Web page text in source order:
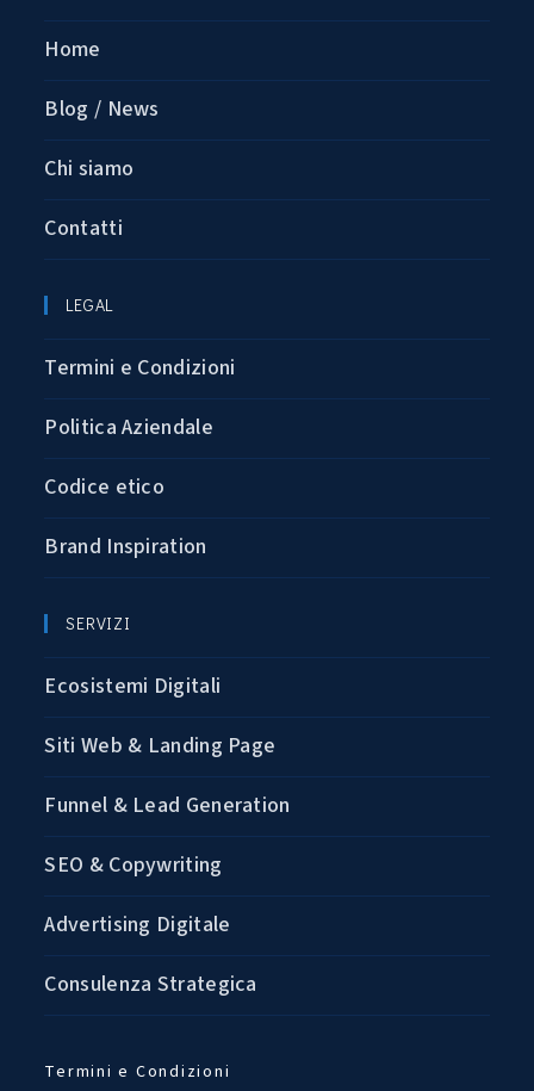
Home
Blog / News
Chi siamo
Contatti
LEGAL
Termini e Condizioni
Politica Aziendale
Codice etico
Brand Inspiration
SERVIZI
Ecosistemi Digitali
Siti Web & Landing Page
Funnel & Lead Generation
SEO & Copywriting
Advertising Digitale
Consulenza Strategica
Termini e Condizioni